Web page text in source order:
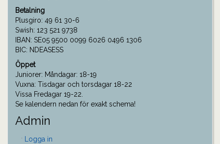
Betalning
Plusgiro: 49 61 30-6
Swish: 123 521 9738
IBAN: SE05 9500 0099 6026 0496 1306
BIC: NDEASESS
Öppet
Juniorer: Måndagar: 18-19
Vuxna: Tisdagar och torsdagar 18-22
Vissa Fredagar 19-22.
Se kalendern nedan för exakt schema!
Admin
Logga in